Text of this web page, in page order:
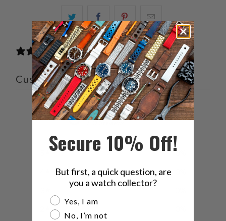
شارك
هذا
على
تويتر
شارك
هذا
على
فيسبوك
شارك
هذا
على
بينتيريست
الإلكتروني
هذا
إلى
صديق
0 reviews
Customer reviews
0 / 5
0
Secure 10% Off!
But first, a quick question, are
you a watch collector?
Are you a watch collector?
Yes, I am
No, I’m not